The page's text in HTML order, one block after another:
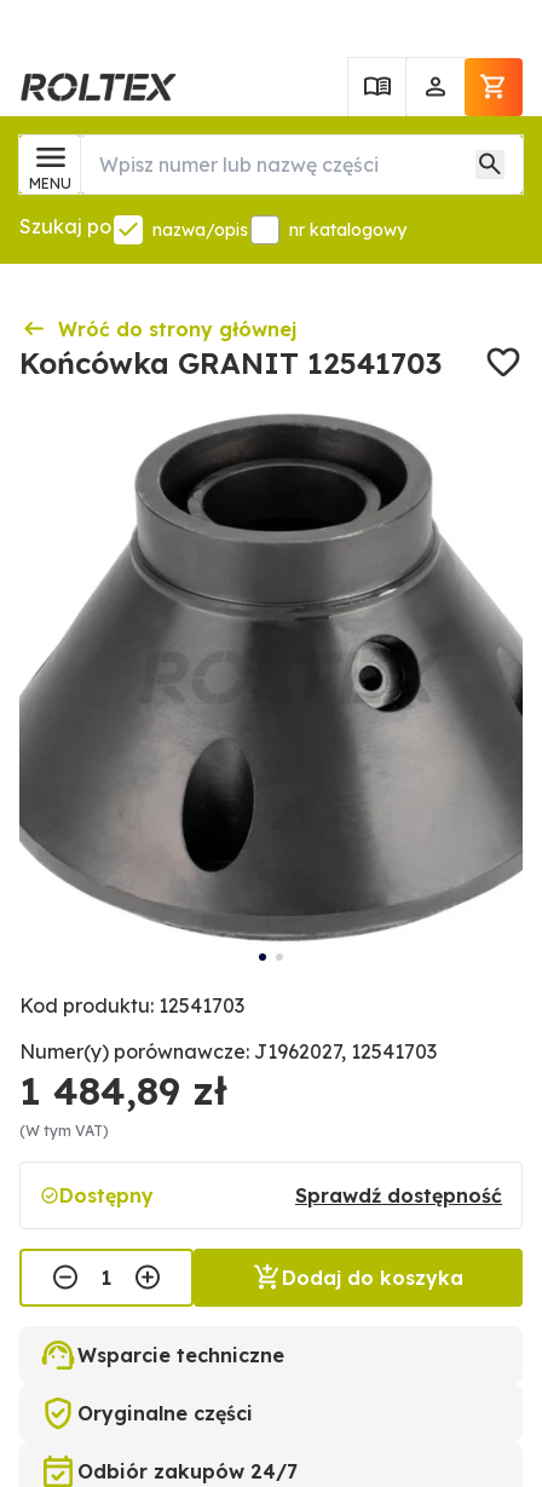
MENU
Szukaj po nazwa/opis nr katalogowy
Wróć do strony głównej
Końcówka GRANIT 12541703
Kod produktu: 12541703
Numer(y) porównawcze: J1962027, 12541703
1 484,89 zł
(W tym VAT)
Dostępny Sprawdź dostępność
Dodaj do koszyka
Wsparcie techniczne
Oryginalne części
Odbiór zakupów 24/7